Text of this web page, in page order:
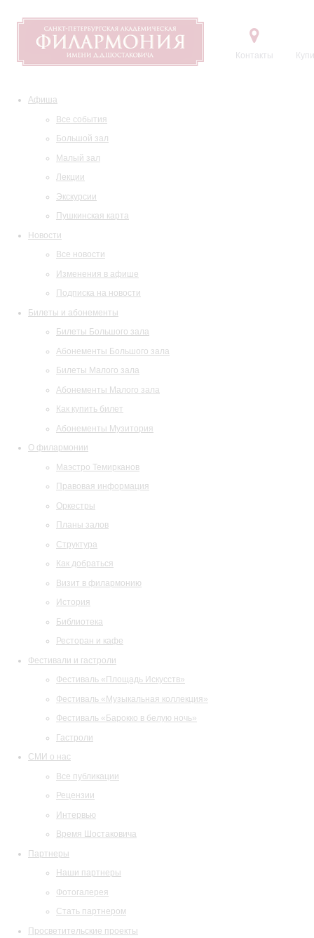
Контакты
Афиша
Все события
Большой зал
Малый зал
Лекции
Экскурсии
Пушкинская карта
Новости
Все новости
Изменения в афише
Подписка на новости
Билеты и абонементы
Билеты Большого зала
Абонементы Большого зала
Билеты Малого зала
Абонементы Малого зала
Как купить билет
Абонементы Музитория
О филармонии
Маэстро Темирканов
Правовая информация
Оркестры
Планы залов
Структура
Как добраться
Визит в филармонию
История
Библиотека
Ресторан и кафе
Фестивали и гастроли
Фестиваль «Площадь Искусств»
Фестиваль «Музыкальная коллекция»
Фестиваль «Барокко в белую ночь»
Гастроли
СМИ о нас
Все публикации
Рецензии
Интервью
Время Шостаковича
Партнеры
Наши партнеры
Фотогалерея
Стать партнером
Просветительские проекты